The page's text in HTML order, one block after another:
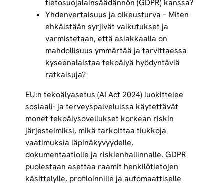
tietosuojalainsäädännön (GDPR) kanssa?
Yhdenvertaisuus ja oikeusturva – Miten
ehkäistään syrjivät vaikutukset ja
varmistetaan, että asiakkaalla on
mahdollisuus ymmärtää ja tarvittaessa
kyseenalaistaa tekoälyä hyödyntäviä
ratkaisuja?
EU:n tekoälyasetus (AI Act 2024) luokittelee
sosiaali- ja terveyspalveluissa käytettävät
monet tekoälysovellukset korkean riskin
järjestelmiksi, mikä tarkoittaa tiukkoja
vaatimuksia läpinäkyvyydelle,
dokumentaatiolle ja riskienhallinnalle. GDPR
puolestaan asettaa raamit henkilötietojen
käsittelylle, profiloinnille ja automaattiselle